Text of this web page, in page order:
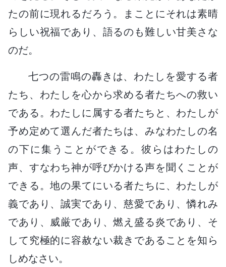
たの前に現れるだろう。まことにそれは素晴
らしい祝福であり、語るのも難しい甘美さな
のだ。
七つの雷鳴の轟きは、わたしを愛する者
たち、わたしを心から求める者たちへの救い
である。わたしに属する者たちと、わたしが
予め定めて選んだ者たちは、みなわたしの名
の下に集うことができる。彼らはわたしの
声、すなわち神が呼びかける声を聞くことが
できる。地の果てにいる者たちに、わたしが
義であり、誠実であり、慈愛であり、憐れみ
であり、威厳であり、燃え盛る炎であり、そ
して究極的に容赦ない裁きであることを知ら
しめなさい。